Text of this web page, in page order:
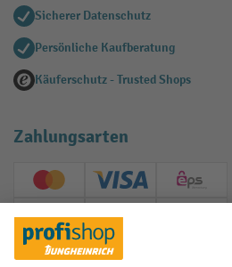
Sicherer Datenschutz
Persönliche Kaufberatung
Käuferschutz - Trusted Shops
Zahlungsarten
Creditcard (Master)Creditcard (Visa)
EPS
PayPal